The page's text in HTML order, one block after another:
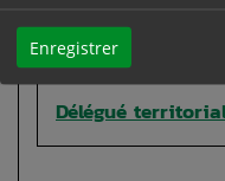
Enregistrer
Délégué